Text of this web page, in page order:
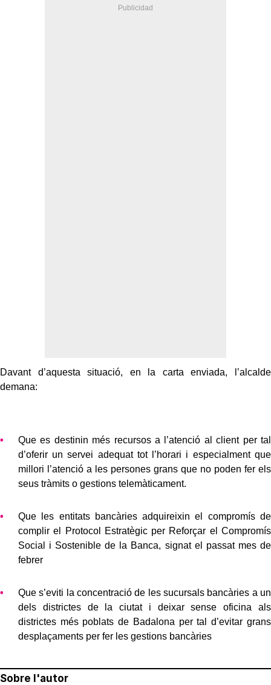
Davant d’aquesta situació, en la carta enviada, l’alcalde
demana:
Que es destinin més recursos a l’atenció al client per tal
d’oferir un servei adequat tot l’horari i especialment que
millori l’atenció a les persones grans que no poden fer els
seus tràmits o gestions telemàticament.
Que les entitats bancàries adquireixin el compromís de
complir el Protocol Estratègic per Reforçar el Compromís
Social i Sostenible de la Banca, signat el passat mes de
febrer
Que s’eviti la concentració de les sucursals bancàries a un
dels districtes de la ciutat i deixar sense oficina als
districtes més poblats de Badalona per tal d’evitar grans
desplaçaments per fer les gestions bancàries
Sobre l'autor